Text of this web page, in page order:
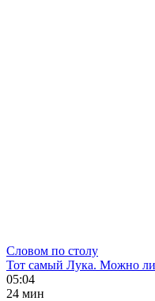
Словом по столу
Тот самый Лука. Можно
05:04
24 мин